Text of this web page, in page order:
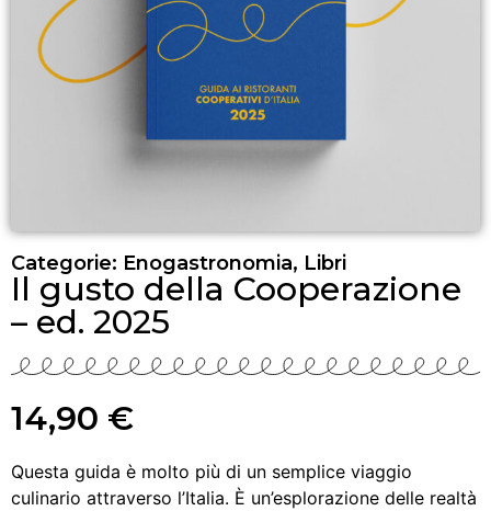
Categorie: Enogastronomia, Libri
Il gusto della Cooperazione
– ed. 2025
14,90 €
Questa guida è molto più di un semplice viaggio
culinario attraverso l’Italia. È un’esplorazione delle realtà